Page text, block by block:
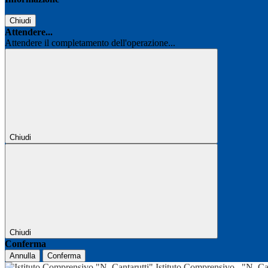
Chiudi
Attendere...
Attendere il completamento dell'operazione...
Chiudi
Chiudi
Conferma
Annulla Conferma